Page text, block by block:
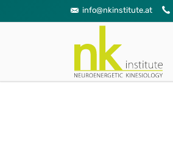
info@nkinstitute.at